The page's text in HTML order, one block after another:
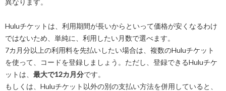
Huluチケットは、利用期間が長いからといって価格が安くなるわけ
ではないため、単純に、利用したい月数で選べます。
7カ月分以上の利用料を先払いしたい場合は、複数のHuluチケット
を使って、コードを登録しましょう。ただし、登録できるHuluチケ
ットは、 最大で12カ月分です。
もしくは、Huluチケット以外の別の支払い方法を併用していると、